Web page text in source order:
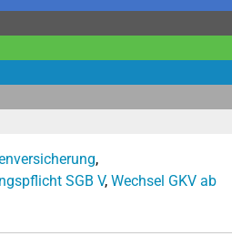
,
SGB V, Wechsel GKV ab